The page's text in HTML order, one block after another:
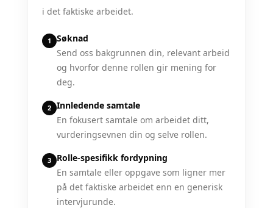
i det faktiske arbeidet.
1
Søknad
Send oss bakgrunnen din, relevant arbeid
og hvorfor denne rollen gir mening for
deg.
2 Innledende samtale
En fokusert samtale om arbeidet ditt,
vurderingsevnen din og selve rollen.
3
Rolle-spesifikk fordypning
En samtale eller oppgave som ligner mer
på det faktiske arbeidet enn en generisk
intervjurunde.